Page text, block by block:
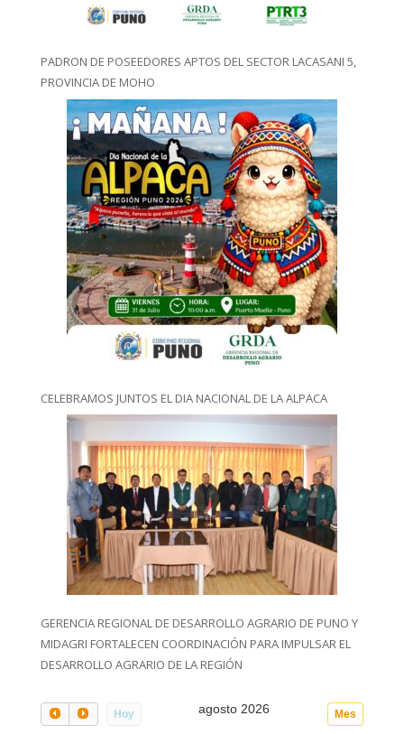
PADRON DE POSEEDORES APTOS DEL SECTOR LACASANI 5,
PROVINCIA DE MOHO
CELEBRAMOS JUNTOS EL DIA NACIONAL DE LA ALPACA
GERENCIA REGIONAL DE DESARROLLO AGRARIO DE PUNO Y
MIDAGRI FORTALECEN COORDINACIÓN PARA IMPULSAR EL
DESARROLLO AGRARIO DE LA REGIÓN
Hoy Mes
agosto 2026